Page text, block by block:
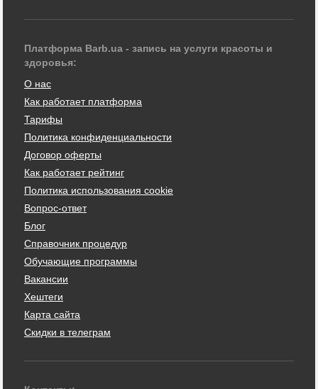
Платформа Barb.ua - запись на услуги красоты и
здоровья:
О нас
Как работает платформа
Тарифы
Политика конфиденциальности
Договор оферты
Как работает рейтинг
Политика использования cookie
Вопрос-ответ
Блог
Справочник процедур
Обучающие программы
Вакансии
Хештеги
Карта сайта
Скидки в телеграм